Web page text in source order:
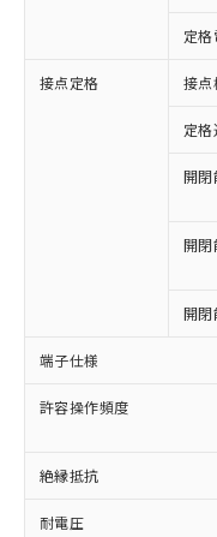
定格
接点定格 接点
定
開閉
開閉
開閉
端子仕様
許容操作頻度
絶縁抵抗
耐電圧
ご利用
以下の条件を
本サー
商品の
(税抜)
当社制
本サー
ことを
在庫状
記載し
タに基
覧され
準価格
対応済み
非含有に対応
対応予定：EU
有に対応した
対応予定なし
非含有に非対
調査・確認中
非含有の対応
非該当品：ラ
害物質有無と
仕入先様の事
いたものが、
むを得ず変更
*EU RoHS指令（10
鉛(Pb) 1000ppm以
六価クロム
※1 中国
「○」：最大
基準値以下で
「×」：最大
基準値を超え
「－」：未確
*中国RoHS10物質
当社は
為替お
（以下｢
または
国政府
可)を取